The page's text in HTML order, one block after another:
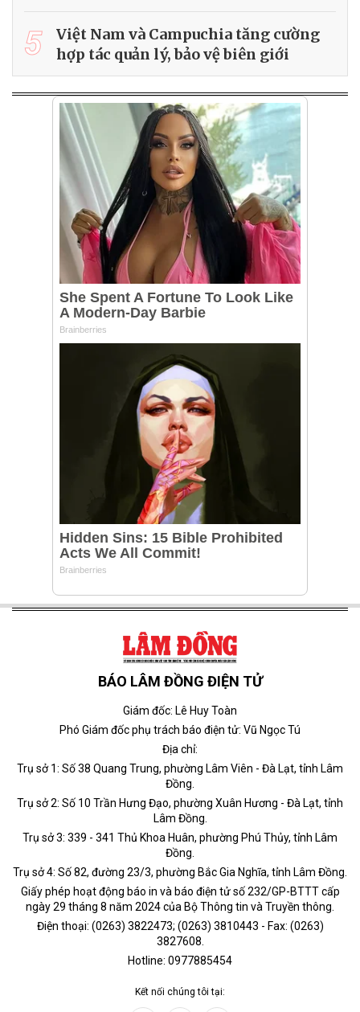
5
Việt Nam và Campuchia tăng cường
hợp tác quản lý, bảo vệ biên giới
BÁO LÂM ĐỒNG ĐIỆN TỬ
Giám đốc: Lê Huy Toàn
Phó Giám đốc phụ trách báo điện tử: Vũ Ngọc Tú
Địa chỉ:
Trụ sở 1: Số 38 Quang Trung, phường Lâm Viên - Đà Lạt, tỉnh Lâm
Đồng.
Trụ sở 2: Số 10 Trần Hưng Đạo, phường Xuân Hương - Đà Lạt, tỉnh
Lâm Đồng.
Trụ sở 3: 339 - 341 Thủ Khoa Huân, phường Phú Thủy, tỉnh Lâm
Đồng.
Trụ sở 4: Số 82, đường 23/3, phường Bắc Gia Nghĩa, tỉnh Lâm Đồng.
Giấy phép hoạt động báo in và báo điện tử số 232/GP-BTTT cấp
ngày 29 tháng 8 năm 2024 của Bộ Thông tin và Truyền thông.
Điện thoại: (0263) 3822473; (0263) 3810443 - Fax: (0263)
3827608.
Hotline: 0977885454
Kết nối chúng tôi tại: